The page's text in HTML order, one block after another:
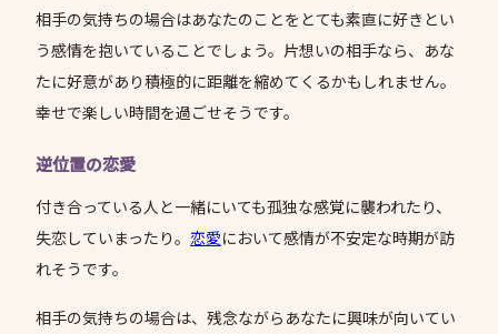
相手の気持ちの場合はあなたのことをとても素直に好きとい
う感情を抱いていることでしょう。片想いの相手なら、あな
たに好意があり積極的に距離を縮めてくるかもしれません。
幸せで楽しい時間を過ごせそうです。
逆位置の恋愛
付き合っている人と一緒にいても孤独な感覚に襲われたり、
失恋していまったり。 恋愛において感情が不安定な時期が訪
れそうです。
相手の気持ちの場合は、残念ながらあなたに興味が向いてい